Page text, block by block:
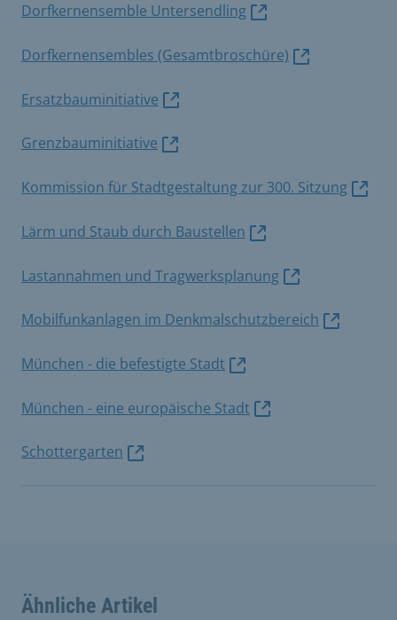
Dorfkernensemble Untersendling
Dorfkernensembles (Gesamtbroschüre)
Ersatzbauminitiative
Grenzbauminitiative
Kommission für Stadtgestaltung zur 300. Sitzung
Lärm und Staub durch Baustellen
Lastannahmen und Tragwerksplanung
Mobilfunkanlagen im Denkmalschutzbereich
München - die befestigte Stadt
München - eine europäische Stadt
Schottergarten
Ähnliche Artikel